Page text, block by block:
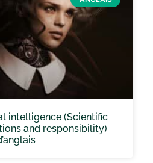
intelligence (Scientific
and responsibility)